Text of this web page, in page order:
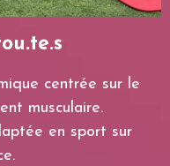
centrée sur le
musculaire.
en sport sur